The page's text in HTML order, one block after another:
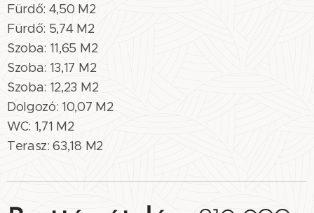
Fürdő: 4,50 M2
Fürdő: 5,74 M2
Szoba: 11,65 M2
Szoba: 13,17 M2
Szoba: 12,23 M2
Dolgozó: 10,07 M2
WC: 1,71 M2
Terasz: 63,18 M2